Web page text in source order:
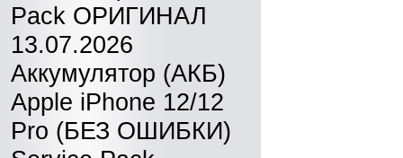
Pack ОРИГИНАЛ
13.07.2026
Аккумулятор (АКБ)
Apple iPhone 12/12
Pro (БЕЗ ОШИБКИ)